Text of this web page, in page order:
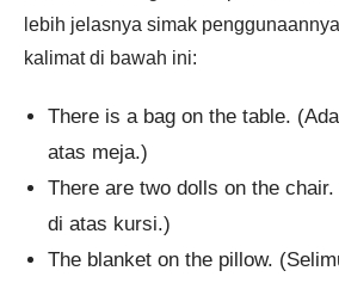
lebih jelasnya simak
kalimat di bawah ini:
There is a bag on the table.
atas meja.)
There are two dolls on the
di atas kursi.)
The blanket on the pillow.